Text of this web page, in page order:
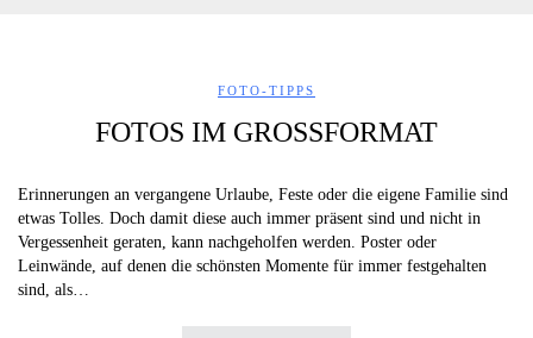
FOTO-TIPPS
FOTOS IM GROSSFORMAT
Erinnerungen an vergangene Urlaube, Feste oder die eigene Familie sind
etwas Tolles. Doch damit diese auch immer präsent sind und nicht in
Vergessenheit geraten, kann nachgeholfen werden. Poster oder
Leinwände, auf denen die schönsten Momente für immer festgehalten
sind, als…